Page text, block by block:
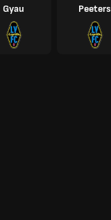
Gyau Peeters